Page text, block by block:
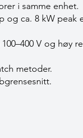
i samme enhet.
og ca. 8 kW peak
V og høy
metoder.